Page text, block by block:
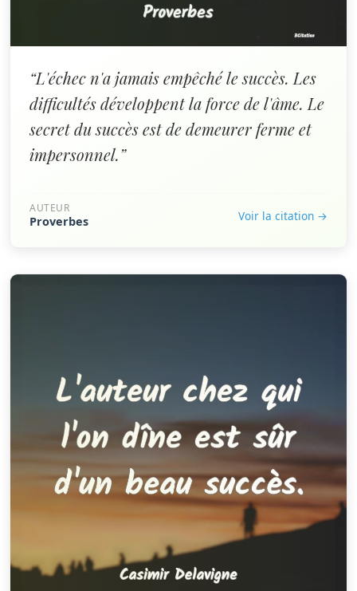
“L'échec n'a jamais empêché le succès. Les
difficultés développent la force de l'âme. Le
secret du succès est de demeurer ferme et
impersonnel.”
AUTEUR
Proverbes Voir la citation →